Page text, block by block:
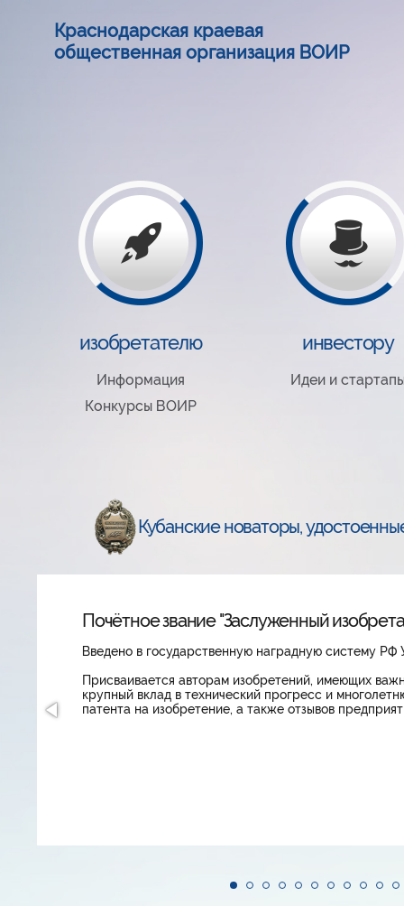
Краснодарская краевая
общественная организация ВОИР
изобретателю
Информация
Конкурсы ВОИР
инвестору
Идеи и
Кубанские новаторы,
Почётное звание "Заслуженный
Введено в государственную наградную систему РФ
Присваивается авторам изобретений, имеющих
крупный вклад в технический прогресс и
патента на изобретение, а также отзывов